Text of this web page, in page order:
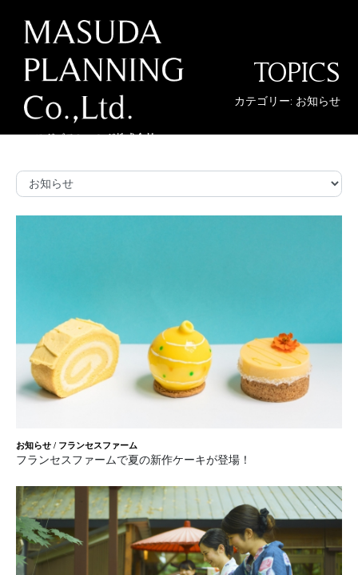
TOPICS
カテゴリー: お知らせ
お知らせ / フランセスファーム
フランセスファームで夏の新作ケーキが登場！